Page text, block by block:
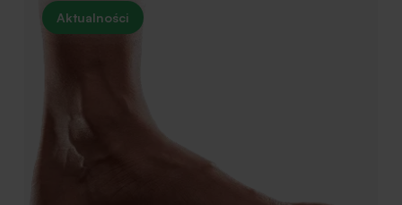
Aktualności